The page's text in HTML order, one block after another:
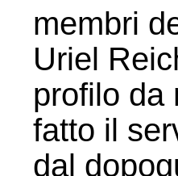
membri
Uriel
profilo da
fatto il
dal